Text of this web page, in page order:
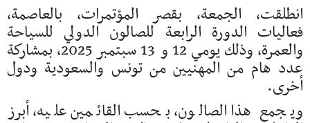
انطلقت، الجمعة، بقصر المؤتمرات، بالعاصمة،
فعاليات الدورة الرابعة للصالون الدولي للسياحة
والعمرة، وذلك يومي 12 و 13 سبتمبر 2025، بمشاركة
عدد هام من المهنيين من تونس والسعودية ودول
أخرى.
ويجمع هذا الصالون، بحسب القائمين عليه، أبرز